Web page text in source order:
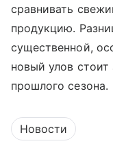
сравнивать
продукцию.
существенной,
новый улов
прошлого сезона.
Новости